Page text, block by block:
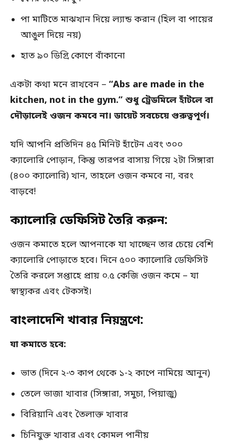
পা মাটিতে মাঝখান দিয়ে ল্যান্ড করান (হিল বা পায়ের
আঙুল দিয়ে নয়)
হাত ৯০ ডিগ্রি কোণে বাঁকানো
একটা কথা মনে রাখবেন – “Abs are made in the
kitchen, not in the gym.” শুধু ট্রেডমিলে হাঁটলে বা
দৌড়ালেই ওজন কমবে না। ডায়েট সবচেয়ে গুরুত্বপূর্ণ।
যদি আপনি প্রতিদিন ৪৫ মিনিট হাঁটেন এবং ৩০০
ক্যালোরি পোড়ান, কিন্তু তারপর বাসায় গিয়ে ২টা সিঙ্গারা
(৪০০ ক্যালোরি) খান, তাহলে ওজন কমবে না, বরং
বাড়বে!
ক্যালোরি ডেফিসিট তৈরি করুন:
ওজন কমাতে হলে আপনাকে যা খাচ্ছেন তার চেয়ে বেশি
ক্যালোরি পোড়াতে হবে। দিনে ৫০০ ক্যালোরি ডেফিসিট
তৈরি করলে সপ্তাহে প্রায় ০.৫ কেজি ওজন কমে – যা
স্বাস্থ্যকর এবং টেকসই।
বাংলাদেশি খাবার নিয়ন্ত্রণে:
যা কমাতে হবে:
ভাত (দিনে ২-৩ কাপ থেকে ১-২ কাপে নামিয়ে আনুন)
তেলে ভাজা খাবার (সিঙ্গারা, সমুচা, পিয়াজু)
বিরিয়ানি এবং তৈলাক্ত খাবার
চিনিযুক্ত খাবার এবং কোমল পানীয়